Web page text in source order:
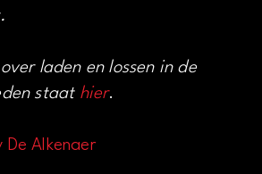
laden en lossen in de
staat hier.
De Alkenaer